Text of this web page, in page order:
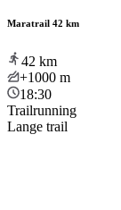
Maratrail 42 km
42 km
+1000 m
18:30
Trailrunning
Lange trail